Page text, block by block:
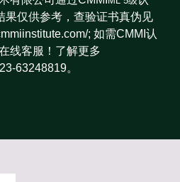
果仅供参考，查验证书真伪见
; 如需CMMI认
线客服！了解更多
63248819。